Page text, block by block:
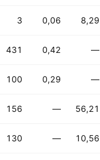
3 0,06 8,29
431 0,42 —
100 0,29 —
156 — 56,21
130 — 10,56